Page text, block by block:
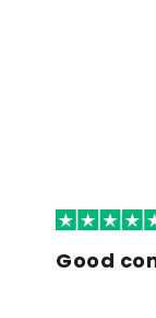
Good